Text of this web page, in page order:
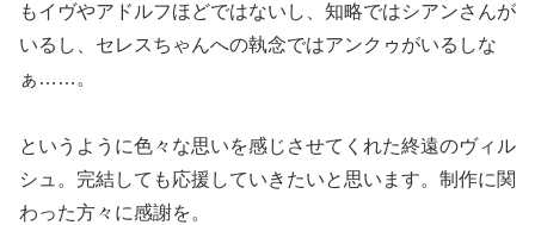
もイヴやアドルフほどではないし、知略ではシアンさんが
いるし、セレスちゃんへの執念ではアンクゥがいるしな
ぁ……。
というように色々な思いを感じさせてくれた終遠のヴィル
シュ。完結しても応援していきたいと思います。制作に関
わった方々に感謝を。